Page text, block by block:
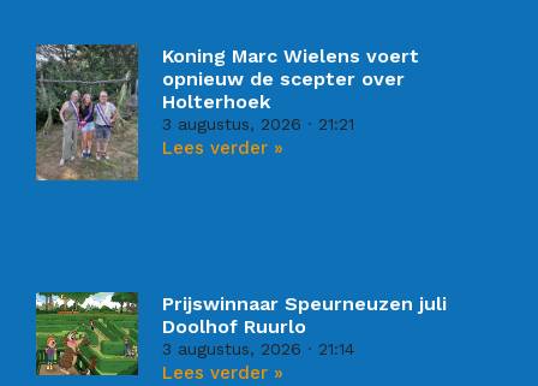
Koning Marc Wielens voert
opnieuw de scepter over
Holterhoek
3 augustus, 2026 21:21
Lees verder »
Prijswinnaar Speurneuzen juli
Doolhof Ruurlo
3 augustus, 2026 21:14
Lees verder »